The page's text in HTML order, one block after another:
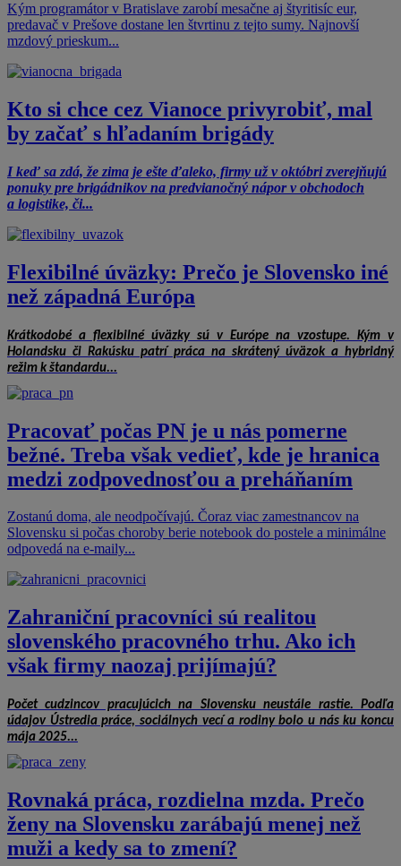
Kým programátor v Bratislave zarobí mesačne aj štyritisíc eur,
predavač v Prešove dostane len štvrtinu z tejto sumy. Najnovší
mzdový prieskum...
Kto si chce cez Vianoce privyrobiť, mal
by začať s hľadaním brigády
I keď sa zdá, že zima je ešte ďaleko, firmy už v októbri zverejňujú
ponuky pre brigádnikov na predvianočný nápor v obchodoch
a logistike, či...
Flexibilné úväzky: Prečo je Slovensko iné
než západná Európa
Krátkodobé a flexibilné úväzky sú v Európe na vzostupe. Kým v
Holandsku či Rakúsku patrí práca na skrátený úväzok a hybridný
režim k štandardu...
Pracovať počas PN je u nás pomerne
bežné. Treba však vedieť, kde je hranica
medzi zodpovednosťou a preháňaním
Zostanú doma, ale neodpočívajú. Čoraz viac zamestnancov na
Slovensku si počas choroby berie notebook do postele a minimálne
odpovedá na e-maily...
Zahraniční pracovníci sú realitou
slovenského pracovného trhu. Ako ich
však firmy naozaj prijímajú?
Počet cudzincov pracujúcich na Slovensku neustále rastie. Podľa
údajov Ústredia práce, sociálnych vecí a rodiny bolo u nás ku koncu
mája 2025...
Rovnaká práca, rozdielna mzda. Prečo
ženy na Slovensku zarábajú menej než
muži a kedy sa to zmení?